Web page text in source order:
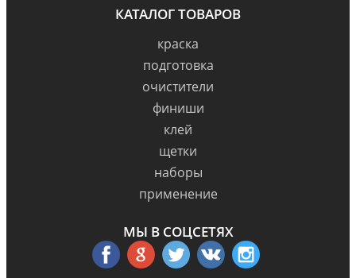
КАТАЛОГ ТОВАРОВ
краска
подготовка
очистители
финиши
клей
щетки
наборы
применение
МЫ В СОЦСЕТЯХ